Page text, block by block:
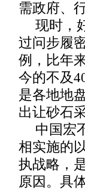
需政府、
现时，
过问步履
例，比年
今的不及
是各地地
出让砂石
中国宏
相实施的
执战略，
原因。具